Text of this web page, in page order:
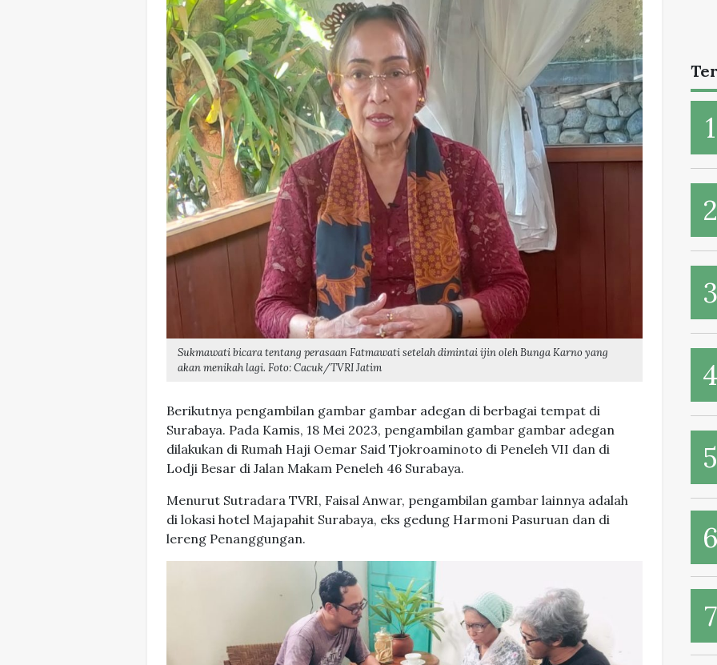
Sukmawati bicara tentang perasaan Fatmawati setelah dimintai ijin oleh Bunga Karno yang
akan menikah lagi. Foto: Cacuk/TVRI Jatim
Berikutnya pengambilan gambar gambar adegan di berbagai tempat di
Surabaya. Pada Kamis, 18 Mei 2023, pengambilan gambar gambar adegan
dilakukan di Rumah Haji Oemar Said Tjokroaminoto di Peneleh VII dan di
Lodji Besar di Jalan Makam Peneleh 46 Surabaya.
Menurut Sutradara TVRI, Faisal Anwar, pengambilan gambar lainnya adalah
di lokasi hotel Majapahit Surabaya, eks gedung Harmoni Pasuruan dan di
lereng Penanggungan.